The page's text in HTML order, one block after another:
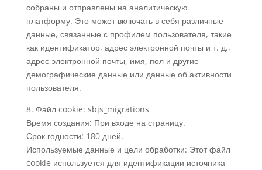
собраны и отправлены на аналитическую
платформу. Это может включать в себя различные
данные, связанные с профилем пользователя, такие
как идентификатор, адрес электронной почты и т. д.,
адрес электронной почты, имя, пол и другие
демографические данные или данные об активности
пользователя.
8. Файл cookie: sbjs_migrations
Время создания: При входе на страницу.
Срок годности: 180 дней.
Используемые данные и цели обработки: Этот файл
cookie используется для идентификации источника